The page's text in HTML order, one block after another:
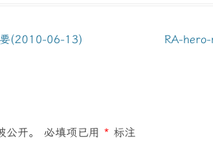
(2010-06-13) RA-
开。 必填项已用 * 标注